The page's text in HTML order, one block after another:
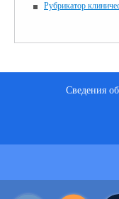
Рубрикатор
Сведения